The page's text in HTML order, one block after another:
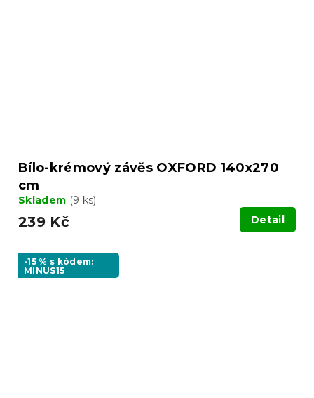
Bílo-krémový závěs OXFORD 140x270
cm
Skladem (9 ks)
239 Kč Detail
-15 % s kódem:
MINUS15